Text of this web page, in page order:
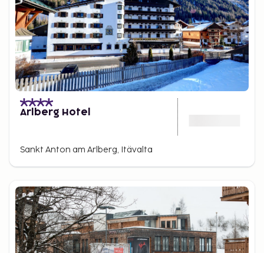
Arlberg Hotel
Sankt Anton am Arlberg, Itävalta